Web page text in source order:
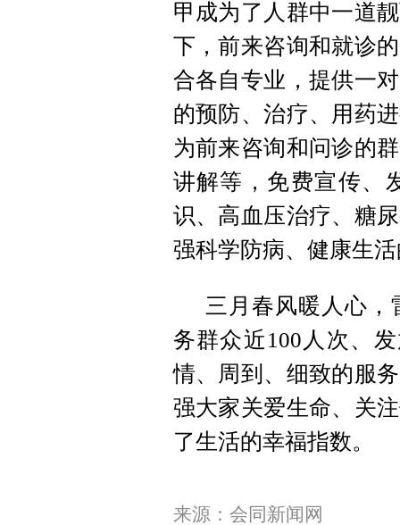
甲成为了人群中一道
下，前来咨询和就诊
合各自专业，提供一
的预防、治疗、用药
为前来咨询和问诊的
讲解等，免费宣传、
识、高血压治疗、糖
强科学防病、健康生
三月春风暖人心
务群众近100人次、
情、周到、细致的服
强大家关爱生命、关
了生活的幸福指数。
来源：会同新闻网